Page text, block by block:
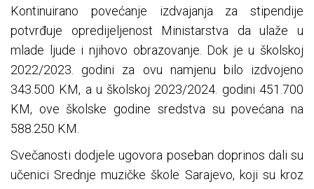
Kontinuirano povećanje izdvajanja za stipendije
potvrđuje opredijeljenost Ministarstva da ulaže u
mlade ljude i njihovo obrazovanje. Dok je u školskoj
2022/2023. godini za ovu namjenu bilo izdvojeno
343.500 KM, a u školskoj 2023/2024. godini 451.700
KM, ove školske godine sredstva su povećana na
588.250 KM.
Svečanosti dodjele ugovora poseban doprinos dali su
učenici Srednje muzičke škole Sarajevo, koji su kroz